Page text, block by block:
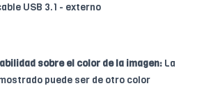
USB 3.1 - externo
sobre el color de la imagen: La
puede ser de otro color